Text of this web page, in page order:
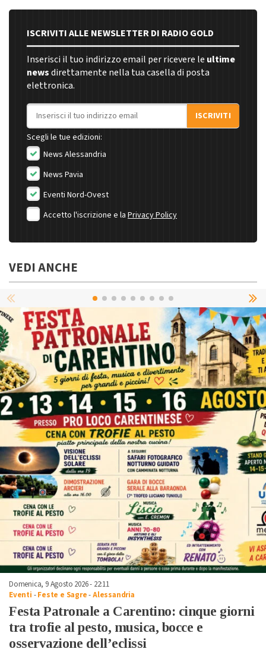
ISCRIVITI ALLE NEWSLETTER DI RADIO GOLD
Inserisci il tuo indirizzo email per ricevere le ultime
newsdirettamente nella tua casella di posta
elettronica.
Indirizzo email
ISCRIVITI
Scegli le tue edizioni:
News Alessandria
News Pavia
Eventi Nord-Ovest
Accetto l'iscrizione e la Privacy Policy
VEDI ANCHE
Domenica, 9 Agosto 2026 - 22:11
Eventi -Feste e Sagre-Alessandria
Festa Patronale a Carentino: cinque giorni
tra trofie al pesto, musica, bocce e
osservazione dell’eclissi